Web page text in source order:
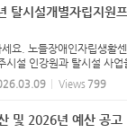
탈시설개별자립지원
세요. 노들장애인자립생활
시설 인강원과 탈시설 사
인과 1:1로 만나, 탈시설
서 나답게 살아보기'를 진
Views 799
및 2026년 예산 공고